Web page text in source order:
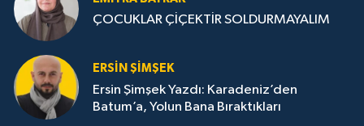
ÇOCUKLAR ÇİÇEKTİR SOLDURMAYALIM
ERSIN ŞIMŞEK
Ersin Şimşek Yazdı: Karadeniz’den
Batum’a, Yolun Bana Bıraktıkları